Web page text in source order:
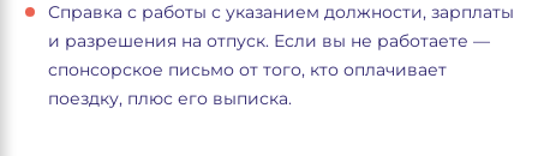
Справка с работы с указанием должности, зарплаты
и разрешения на отпуск. Если вы не работаете —
спонсорское письмо от того, кто оплачивает
поездку, плюс его выписка.